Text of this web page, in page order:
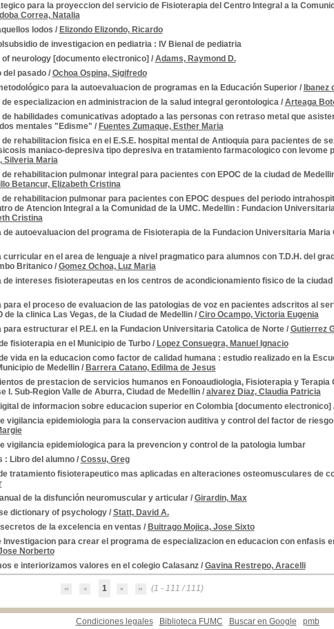
para la proyeccion del servicio de Fisioterapia del Centro Integral a la
Correa, Natalia
lodos / Elizondo Elizondo, Ricardo
de investigacion en pediatria : IV Bienal de pediatria
of neurology [documento electronico] / Adams, Raymond D.
del pasado/ Ochoa Ospina, Sigifredo
para la autoevaluacion de programas en la Educación Superior/ Ibanez
de especializacion en administracion de la salud integral gerontologica/ Arteaga
de habilidades comunicativas adoptado a las personas con retraso metal que
mentales "Edisme" / Fuentes Zumaque, Esther Maria
de rehabilitacion fisica en el E.S.E. hospital mental de Antioquia para pacientes de
maniaco-depresiva tipo depresiva en tratamiento farmacologico con levome
Silveria Maria
de rehabilitacion pulmonar integral para pacientes con EPOC de la ciudad de
Betancur, Elizabeth Cristina
de rehabilitacion pulmonar para pacientes con EPOC despues del periodo
de Atencion Integral a la Comunidad de la UMC. Medellin : Fundacion
Cristina
de autoevaluacion del programa de Fisioterapia de la Fundacion Universitaria Maria
curricular en el area de lenguaje a nivel pragmatico para alumnos con T.D.H. del
Britanico/ Gomez Ochoa, Luz Maria
de intereses fisioterapeutas en los centros de acondicionamiento fisico de la ciudad
para el proceso de evaluacion de las patologias de voz en pacientes adscritos al
de la clinica Las Vegas, de la Ciudad de Medellin/ Ciro Ocampo, Victoria Eugenia
para estructurar el P.E.I. en la Fundacion Universitaria Catolica de Norte/ Gutierrez
fisioterapia en el Municipio de Turbo/ Lopez Consuegra, Manuel Ignacio
vida en la educacion como factor de calidad humana : estudio realizado en la
de Medellin/ Barrera Catano, Edilma de Jesus
de prestacion de servicios humanos en Fonoaudiologia, Fisioterapia y Terapia
I. Sub-Region Valle de Aburra, Ciudad de Medellin/ alvarez Diaz, Claudia Patricia
de informacion sobre educacion superior en Colombia [documento electronico]
vigilancia epidemiologia para la conservacion auditiva y control del factor de
vigilancia epidemiologica para la prevencion y control de la patologia lumbar
: Libro del alumno/ Cossu, Greg
tratamiento fisioterapeutico mas aplicadas en alteraciones osteomusculares de
de la disfunción neuromuscular y articular/ Girardin, Max
dictionary of psychology/ Statt, David A.
de la excelencia en ventas / Buitrago Mojica, Jose Sixto
Investigacion para crear el programa de especializacion en educacion con enfasis
Norberto
e interiorizamos valores en el colegio Calasanz/ Gavina Restrepo, Aracelli
1 (1 - 111 / 111)
Condiciones legales Biblioteca FUMC Buscar en Google pmb